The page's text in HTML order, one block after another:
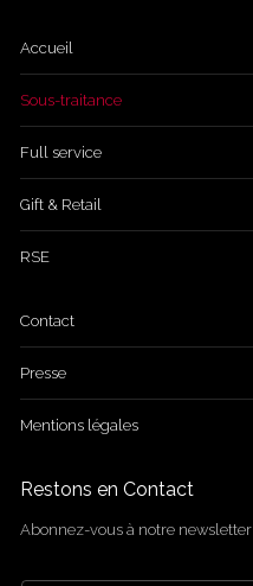
Accueil
Sous-traitance
Full service
Gift & Retail
RSE
Contact
Presse
Mentions légales
Restons en Contact
Abonnez-vous à notre newsletter